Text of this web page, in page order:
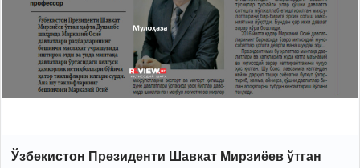
Ўзбекистон Президенти Шавкат Мирзиёев ўтган